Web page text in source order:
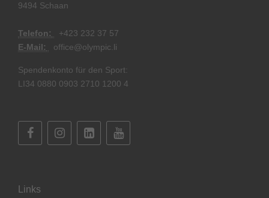
9494 Schaan
Telefon: +423 232 37 57
E-Mail:
office@olympic.li
Spendenkonto für den Sport:
LI34 0880 0903 2710 1200 4
Links